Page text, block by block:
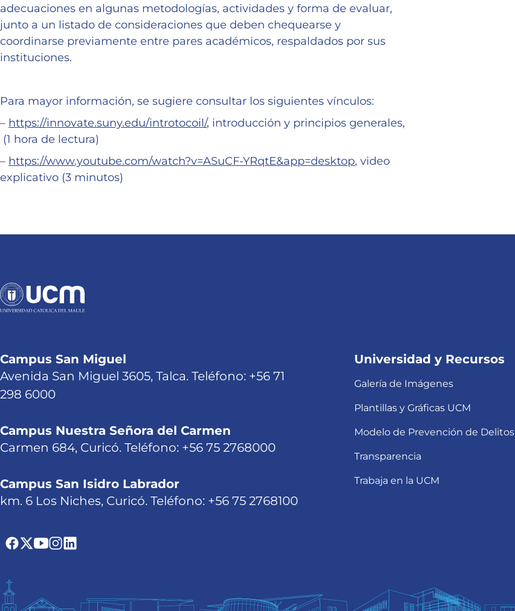
adecuaciones en algunas metodologías, actividades y forma de evaluar,
junto a un listado de consideraciones que deben chequearse y
coordinarse previamente entre pares académicos, respaldados por sus
instituciones.
Para mayor información, se sugiere consultar los siguientes vínculos:
– https://innovate.suny.edu/introtocoil/, introducción y principios generales,
(1 hora de lectura)
– https://www.youtube.com/watch?v=ASuCF-YRqtE&app=desktop, video
explicativo (3 minutos)
Campus San Miguel
Avenida San Miguel 3605, Talca. Teléfono: +56 71
298 6000
Campus Nuestra Señora del Carmen
Carmen 684, Curicó. Teléfono: +56 75 2768000
Campus San Isidro Labrador
km. 6 Los Niches, Curicó. Teléfono: +56 75 2768100
Universidad y Recursos
Galería de Imágenes
Plantillas y Gráficas UCM
Modelo de Prevención de Delitos
Transparencia
Trabaja en la UCM